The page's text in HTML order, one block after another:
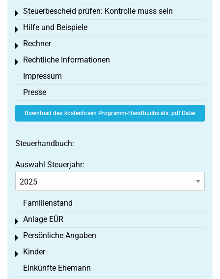
Steuerbescheid prüfen: Kontrolle muss sein
Toggle menu
Hilfe und Beispiele
Toggle menu
Rechner
Toggle menu
Rechtliche Informationen
Toggle menu
Impressum
Presse
Download des kostenlosen Programm-Handbuchs als .pdf Datei
Steuerhandbuch:
Auswahl Steuerjahr:
Familienstand
Anlage EÜR
Toggle menu
Persönliche Angaben
Toggle menu
Kinder
Toggle menu
Einkünfte Ehemann